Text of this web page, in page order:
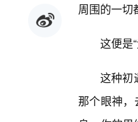
周围的一切
这便是
这种初
那个眼神